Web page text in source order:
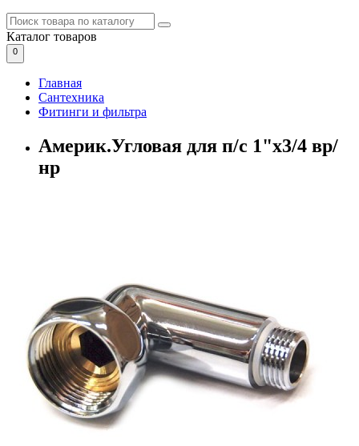
Каталог товаров
0
Главная
Сантехника
Фитинги и фильтра
Америк.Угловая для п/с 1"х3/4 вр/
нр